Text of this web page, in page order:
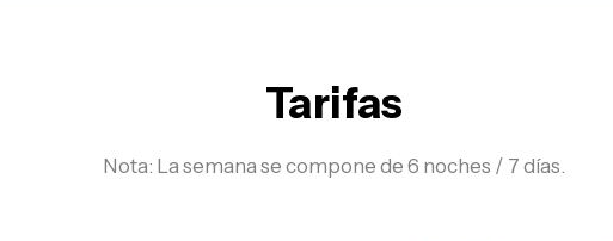
Tarifas
Nota: La semana se compone de 6 noches / 7 días.